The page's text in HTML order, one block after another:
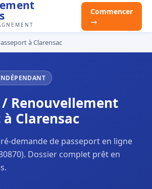
Commencer
→
à Clarensac
Renouvellement
Clarensac
demande de passeport en ligne
Dossier complet prêt en